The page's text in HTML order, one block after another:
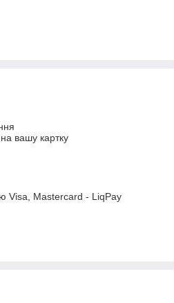
вашу картку
Visa, Mastercard - LiqPay